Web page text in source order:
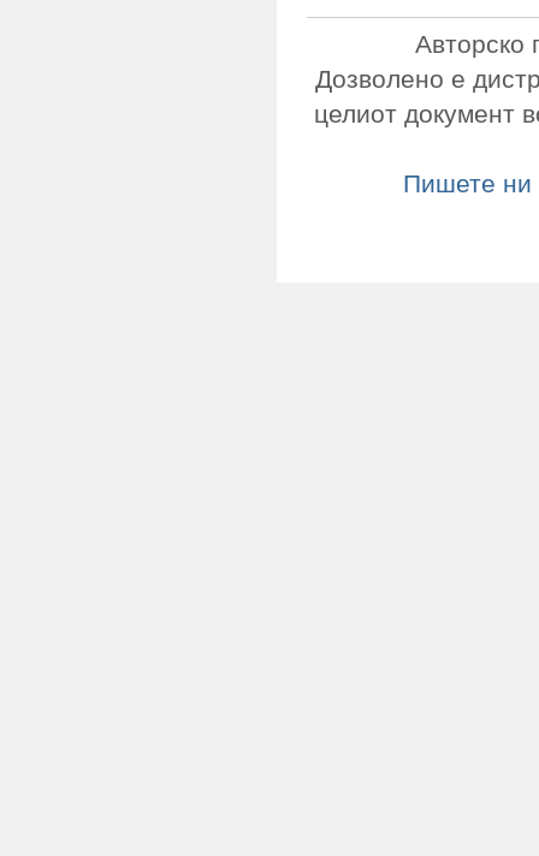
Авторско
Дозволено е
целиот документ
Пишете ни